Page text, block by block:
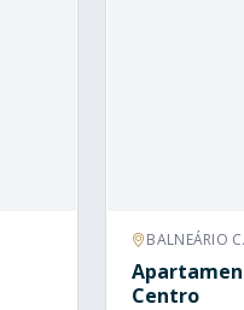
BALNEÁRIO
Centro